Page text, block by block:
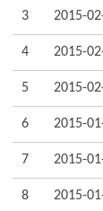
3 2015-
4 2015-
5 2015-
6 2015-
7 2015-
8 2015-